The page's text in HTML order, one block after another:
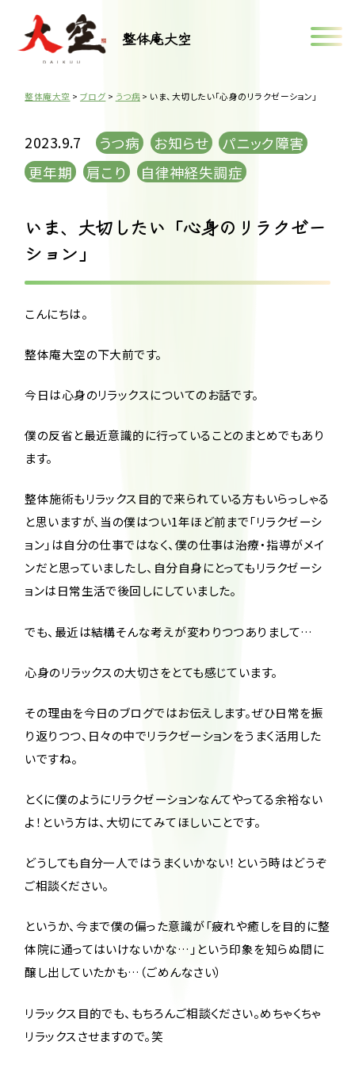
整体庵大空
整体庵大空 > ブログ > うつ病 > いま、大切したい「心身のリラクゼーション」
2023.9.7 うつ病 お知らせ
パニック障害
更年期
肩こり 自律神経失調症
いま、大切したい「心身のリラクゼー
ション」
こんにちは。
整体庵大空の下大前です。
今日は心身のリラックスについてのお話です。
僕の反省と最近意識的に行っていることのまとめでもあり
ます。
整体施術もリラックス目的で来られている方もいらっしゃる
と思いますが、当の僕はつい1年ほど前まで「リラクゼーシ
ョン」は自分の仕事ではなく、僕の仕事は治療・指導がメイ
ンだと思っていましたし、自分自身にとってもリラクゼーシ
ョンは日常生活で後回しにしていました。
でも、最近は結構そんな考えが変わりつつありまして…
心身のリラックスの大切さをとても感じています。
その理由を今日のブログではお伝えします。ぜひ日常を振
り返りつつ、日々の中でリラクゼーションをうまく活用した
いですね。
とくに僕のようにリラクゼーションなんてやってる余裕ない
よ！という方は、大切にてみてほしいことです。
どうしても自分一人ではうまくいかない！という時はどうぞ
ご相談ください。
というか、今まで僕の偏った意識が「疲れや癒しを目的に整
体院に通ってはいけないかな…」という印象を知らぬ間に
醸し出していたかも…（ごめんなさい）
リラックス目的でも、もちろんご相談ください。めちゃくちゃ
リラックスさせますので。笑